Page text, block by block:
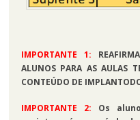
IMPORTANTE 1:
ALUNOS PARA AS AULAS
CONTEÚDO DE
IMPORTANTE 2: Os